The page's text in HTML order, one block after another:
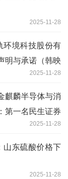
2025-11-28
环境科技股份有
明与承诺（韩映
2025-11-28
麒麟半导体与消
第一名民生证券
2025-11-28
山东硫酸价格下
2025-11-28